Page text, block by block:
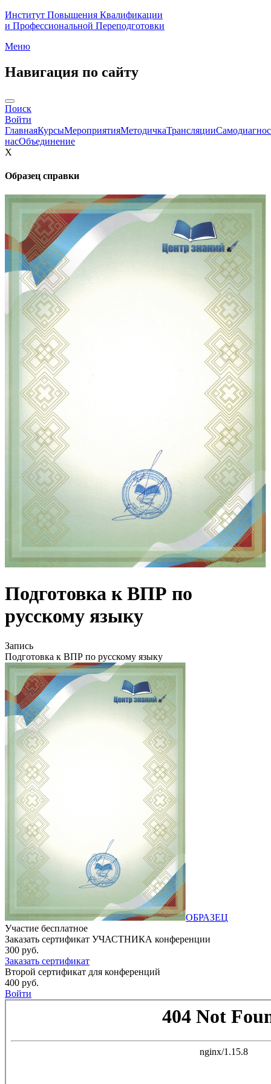
Институт Повышения Квалификации
и Профессиональной Переподготовки
Меню
Навигация по сайту
Поиск
Войти
ГлавнаяКурсыМероприятияМетодичкаТрансляции
насОбъединение
X
Образец справки
Подготовка к ВПР по
русскому языку
Запись
Подготовка к ВПР по русскому языку
ОБРАЗЕЦ
Участие бесплатное
Заказать сертификат УЧАСТНИКА конференции
300 руб.
Заказать сертификат
Второй сертификат для конференций
400 руб.
Войти